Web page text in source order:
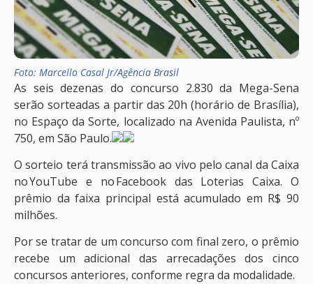
Foto: Marcello Casal Jr/Agência Brasil
As seis dezenas do concurso 2.830 da Mega-Sena
serão sorteadas a partir das 20h (horário de Brasília),
no Espaço da Sorte, localizado na Avenida Paulista, nº
750, em São Paulo.
O sorteio terá transmissão ao vivo pelo canal da Caixa
no YouTube e no Facebook das Loterias Caixa. O
prêmio da faixa principal está acumulado em R$ 90
milhões.
Por se tratar de um concurso com final zero, o prêmio
recebe um adicional das arrecadações dos cinco
concursos anteriores, conforme regra da modalidade.